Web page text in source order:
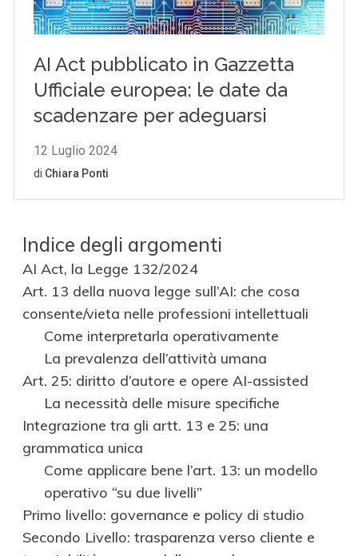
Indice degli argomenti
AI Act, la Legge 132/2024
Art. 13 della nuova legge sull’AI: che cosa
consente/vieta nelle professioni intellettuali
Come interpretarla operativamente
La prevalenza dell’attività umana
Art. 25: diritto d’autore e opere AI-assisted
La necessità delle misure specifiche
Integrazione tra gli artt. 13 e 25: una
grammatica unica
Come applicare bene l’art. 13: un modello
operativo “su due livelli”
Primo livello: governance e policy di studio
Secondo Livello: trasparenza verso cliente e